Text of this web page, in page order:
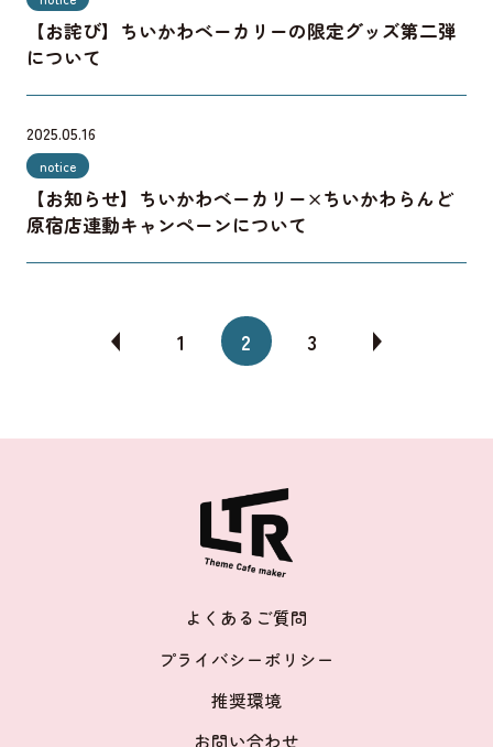
【お詫び】ちいかわベーカリーの限定グッズ第二弾
について
2025.05.16
notice
【お知らせ】ちいかわベーカリー×ちいかわらんど
原宿店連動キャンペーンについて
1 2 3
よくあるご質問
プライバシーポリシー
推奨環境
お問い合わせ